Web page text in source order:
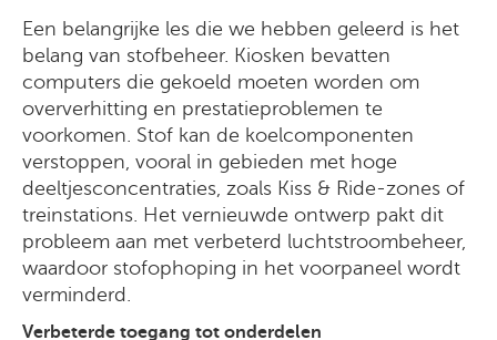
Een belangrijke les die we hebben geleerd is het
belang van stofbeheer. Kiosken bevatten
computers die gekoeld moeten worden om
oververhitting en prestatieproblemen te
voorkomen. Stof kan de koelcomponenten
verstoppen, vooral in gebieden met hoge
deeltjesconcentraties, zoals Kiss & Ride-zones of
treinstations. Het vernieuwde ontwerp pakt dit
probleem aan met verbeterd luchtstroombeheer,
waardoor stofophoping in het voorpaneel wordt
verminderd.
Verbeterde toegang tot onderdelen